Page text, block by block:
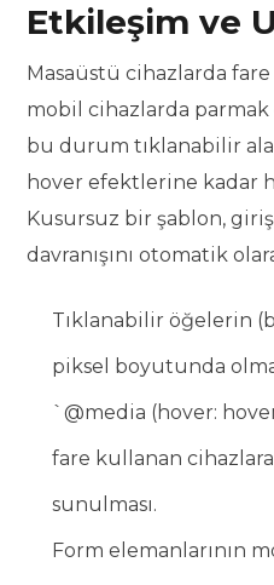
Etkileşim ve
Masaüstü cihazlarda
mobil cihazlarda
bu durum tıklanabilir
hover efektlerine kadar
Kusursuz bir şablon,
davranışını otomatik
Tıklanabilir öğelerin
piksel boyutunda
`@media (hover:
fare kullanan
sunulması.
Form elemanlarının